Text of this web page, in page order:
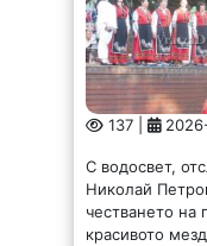
137 |
С водосвет,
Николай
честването на
красивото